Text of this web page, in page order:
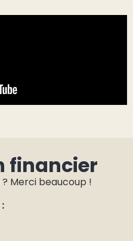
financier
Merci beaucoup !